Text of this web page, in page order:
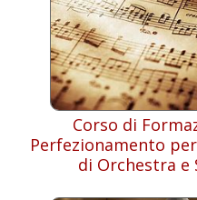
Corso di
Perfezionamento
di Orchestra e